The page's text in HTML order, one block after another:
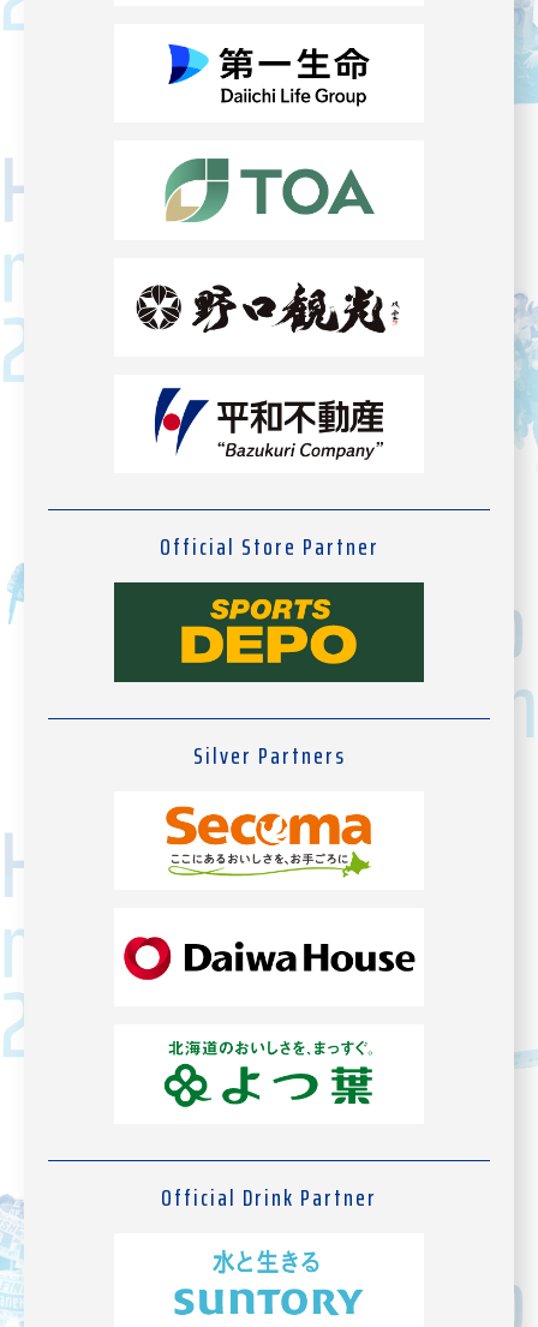
Official Store Partner
Silver Partners
Official Drink Partner